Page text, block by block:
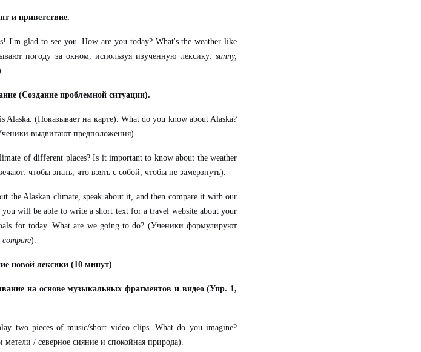
и приветствие.
I'm glad to see you. How are you today? What's the weather like
погоду за окном, используя изученную лексику:sunny,
(Создание проблемной ситуации).
Alaska. (Показывает на карте). What do you know about Alaska?
выдвигают предположения).
of different places? Is it important to know about the weather
чтобы знать, что взять с собой, чтобы не замерзнуть).
the Alaskan climate, speak about it, and then compare it with our
will be able to write a short text for a travel website about your
for today. What are we going to do? (Ученики формулируют
).
новой лексики (10 минут)
на основе музыкальных фрагментов и видео (Упр. 1,
two pieces of music/short video clips.What do you imagine?
/ северное сияние и спокойная природа).